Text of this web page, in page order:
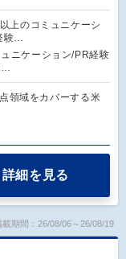
上のコミュニケーシ
験…
ニケーション/PR経験
領域をカバーする米
詳細を見る
載期間：26/08/06～26/08/19